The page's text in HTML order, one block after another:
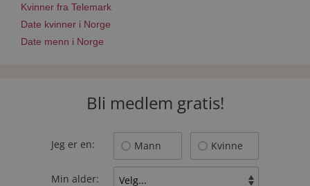
Kvinner fra Telemark
Date kvinner i Norge
Date menn i Norge
Bli medlem gratis!
Jeg er en: Mann Kvinne
Min alder: